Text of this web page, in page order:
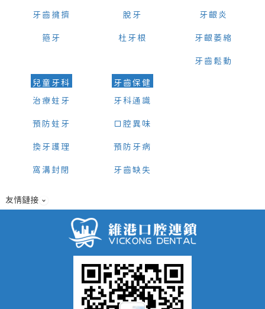
牙齒擁擠
箍牙
脫牙
杜牙根
牙齦炎
牙齦萎縮
牙齒鬆動
兒童牙科
治療蛀牙
預防蛀牙
換牙護理
窩溝封閉
牙齒保健
牙科通識
口腔異味
預防牙病
牙齒缺失
友情鏈接